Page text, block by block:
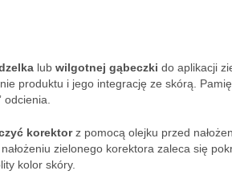
lub wilgotnej gąbeczki do aplikacji
produktu i jego integrację ze skórą.
korektorz pomocą olejku przed
zielonego korektora zaleca się
kolor skóry.